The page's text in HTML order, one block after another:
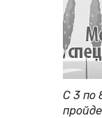
С 3 по